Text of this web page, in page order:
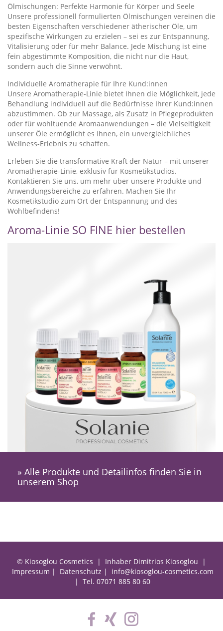
Ölmischungen: Perfekte Harmonie für Körper und Seele
Unsere professionell formulierten Ölmischungen vereinen die
besten Eigenschaften verschiedener ätherischer Öle, um
spezifische Wirkungen zu erzielen – sei es zur Entspannung,
Vitalisierung oder für mehr Balance. Jede Mischung ist eine
fein abgestimmte Komposition, die nicht nur die Haut,
sondern auch die Sinne verwöhnt.
Individuelle Aromatherapie für Ihre Kund:innen
Unsere Aromatherapie-Linie bietet Ihnen die Möglichkeit, jede
Behandlung individuell auf die Bedürfnisse Ihrer Kund:innen
abzustimmen. Ob zur Massage, als Zusatz in Pflegeprodukten
oder für wohltuende Aromaanwendungen – die Vielseitigkeit
unserer Öle ermöglicht es Ihnen, ein unvergleichliches
Wellness-Erlebnis zu schaffen.
Erleben Sie die transformative Kraft der Natur – mit unserer
Aromatherapie-Linie, exklusiv für Kosmetikstudios.
Kontaktieren Sie uns, um mehr über unsere Produkte und
Anwendungsbereiche zu erfahren. Machen Sie Ihr
Kosmetikstudio zum Ort der Entspannung und des
Wohlbefindens!
Aroma-Linie SO FINE hier bestellen
» Alle Produkte und Detailinfos finden Sie in
unserem Shop
© Kiosoglou Cosmetics | Inhaber Dimitrios Kiosoglou |
Impressum | Datenschutz | info@kiosoglou-cosmetics.com
| Tel. 07071 885 80 60